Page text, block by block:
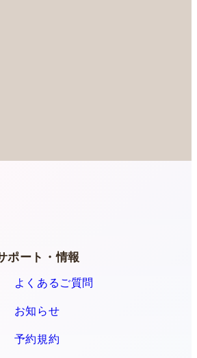
ポート・情報
よくあるご質問
お知らせ
予約規約